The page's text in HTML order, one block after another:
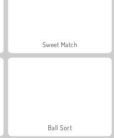
Sweet Match
Ball Sort